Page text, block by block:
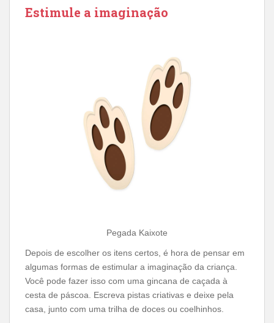
Estimule a imaginação
Pegada Kaixote
Depois de escolher os itens certos, é hora de pensar em
algumas formas de estimular a imaginação da criança.
Você pode fazer isso com uma gincana de caçada à
cesta de páscoa. Escreva pistas criativas e deixe pela
casa, junto com uma trilha de doces ou coelhinhos.